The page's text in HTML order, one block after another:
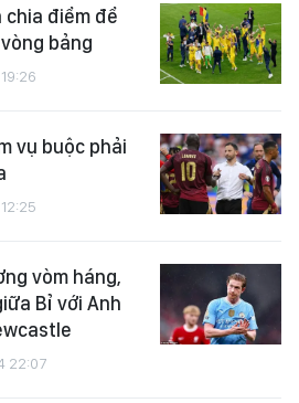
chia điểm để
bảng
vụ buộc phải
vòm háng,
Bỉ với Anh
22:07